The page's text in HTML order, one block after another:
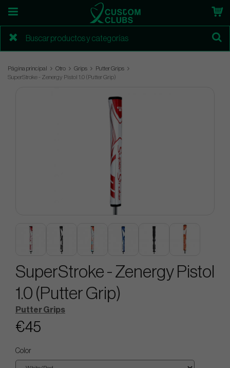
Página principal Otro Grips
Putter Grips
SuperStroke - Zenergy Pistol 1.0 (Putter Grip)
SuperStroke - Zenergy Pistol
1.0 (Putter Grip)
Putter Grips
€45
Color